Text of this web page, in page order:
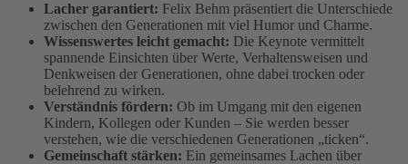
Lacher garantiert: Felix Behm präsentiert die Unterschiede
zwischen den Generationen mit viel Humor und Charme.
Wissenswertes leicht gemacht: Die Keynote vermittelt
spannende Einsichten über Werte, Verhaltensweisen und
Denkweisen der Generationen, ohne dabei trocken oder
belehrend zu wirken.
Verständnis fördern: Ob im Umgang mit den eigenen
Kindern, Kollegen oder Kunden – Sie werden besser
verstehen, wie die verschiedenen Generationen „ticken“.
Gemeinschaft stärken: Ein gemeinsames Lachen über